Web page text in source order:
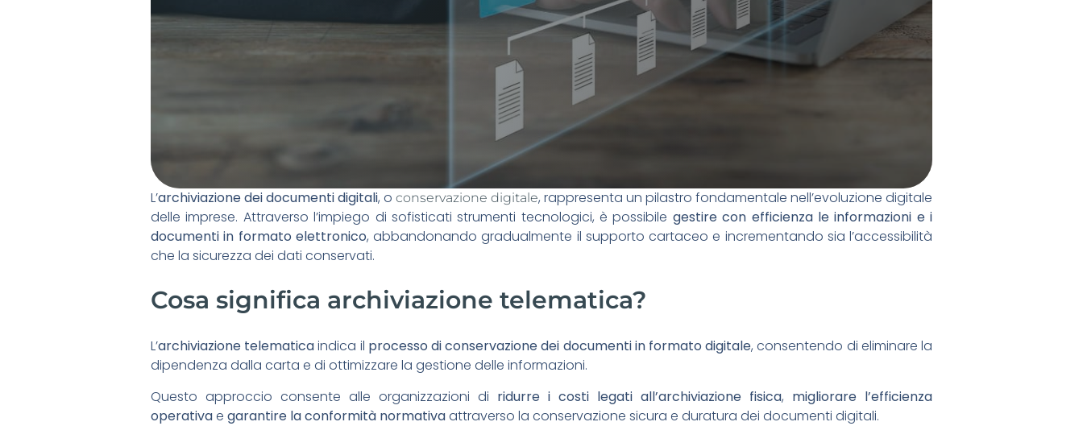
L’archiviazione dei documenti digitali, o conservazione digitale, rappresenta un pilastro fondamentale nell’evoluzione digitale
delle imprese. Attraverso l’impiego di sofisticati strumenti tecnologici, è possibile gestire con efficienza le informazioni e i
documenti in formato elettronico, abbandonando gradualmente il supporto cartaceo e incrementando sia l’accessibilità
che la sicurezza dei dati conservati.
Cosa significa archiviazione telematica?
L’archiviazione telematicaindica il processo di conservazione dei documenti in formato digitale, consentendo di eliminare la
dipendenza dalla carta e di ottimizzare la gestione delle informazioni.
Questo approccio consente alle organizzazioni di ridurre i costi legati all’archiviazione fisica, migliorare l’efficienza
operativae garantire la conformità normativaattraverso la conservazione sicura e duratura dei documenti digitali.